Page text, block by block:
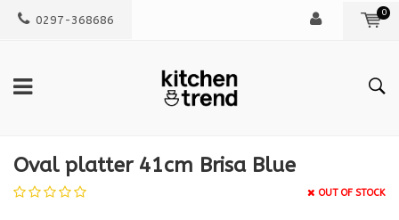
0297-368686
0
Oval platter 41cm Brisa Blue
OUT OF STOCK